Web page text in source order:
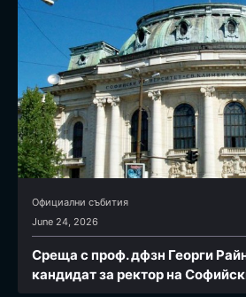
Официални събития
June 24, 2026
Среща с проф. дфзн Георги
кандидат за ректор на